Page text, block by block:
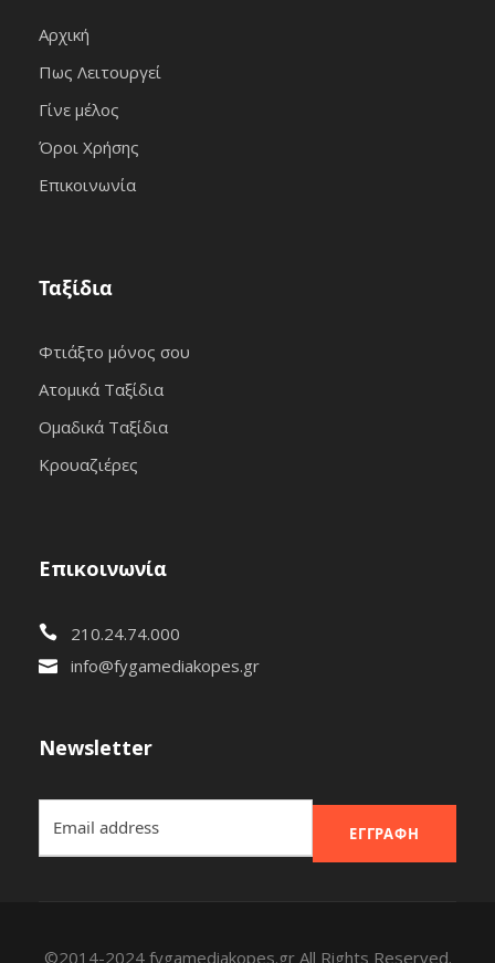
Αρχική
Πως Λειτουργεί
Γίνε μέλος
Όροι Χρήσης
Επικοινωνία
Ταξίδια
Φτιάξτο μόνος σου
Ατομικά Ταξίδια
Ομαδικά Ταξίδια
Κρουαζιέρες
Επικοινωνία
210.24.74.000
info@fygamediakopes.gr
Newsletter
ΕΓΓΡΑΦΉ
©2014-2024 fygamediakopes.gr All Rights Reserved.